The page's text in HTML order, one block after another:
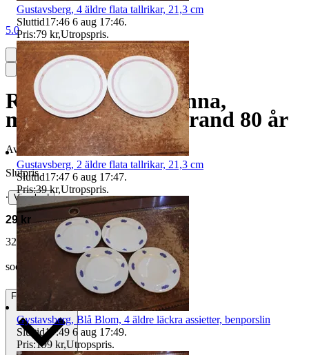
5.0
Rörstrand, Grön Anna,
minneskruka Rörstrand 80 år
Avslutad 20 maj 17:34
Slutpris
∙ Visa bud
29 kr
32 kr med köparskydd.
Läs mer
sooh1 vann auktionen
Frakt Från 76 kr
Gustavsberg, 4 äldre flata tallrikar, 21,3 cm
Sluttid17:46 6 aug 17:46.
Pris:79 kr,Utropspris.
Gustavsberg, 2 äldre flata tallrikar, 21,3 cm
Sluttid17:47 6 aug 17:47.
Pris:39 kr,Utropspris.
Gystavsberg, Blå Blom, 4 äldre läckra assietter, benporslin
Sluttid17:49 6 aug 17:49.
Pris:199 kr,Utropspris.